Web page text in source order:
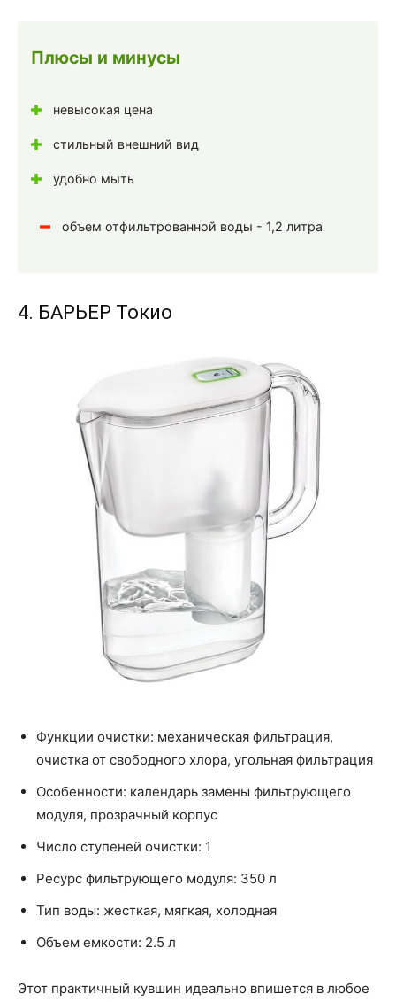
Плюсы и минусы
невысокая цена
стильный внешний вид
удобно мыть
объем отфильтрованной воды - 1,2 литра
4. БАРЬЕР Токио
Функции очистки: механическая фильтрация,
очистка от свободного хлора, угольная фильтрация
Особенности: календарь замены фильтрующего
модуля, прозрачный корпус
Число ступеней очистки: 1
Ресурс фильтрующего модуля: 350 л
Тип воды: жесткая, мягкая, холодная
Объем емкости: 2.5 л
Этот практичный кувшин идеально впишется в любое